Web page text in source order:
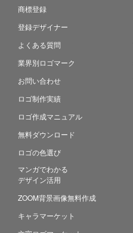
商標登録
登録デザイナー
よくある質問
業界別ロゴマーク
お問い合わせ
ロゴ制作実績
ロゴ作成マニュアル
無料ダウンロード
ロゴの色選び
マンガでわかる
デザイン活用
ZOOM背景画像無料作成
キャラマーケット